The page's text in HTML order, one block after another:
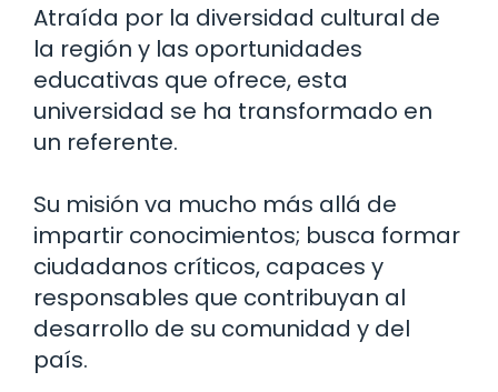
Atraída por la diversidad cultural de
la región y las oportunidades
educativas que ofrece, esta
universidad se ha transformado en
un referente.
Su misión va mucho más allá de
impartir conocimientos; busca formar
ciudadanos críticos, capaces y
responsables que contribuyan al
desarrollo de su comunidad y del
país.